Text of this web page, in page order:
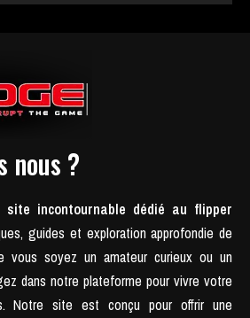
nous ?
site incontournable dédié au flipper
guides et exploration approfondie de
vous soyez un amateur curieux ou un
dans notre plateforme pour vivre votre
Notre site est conçu pour offrir une